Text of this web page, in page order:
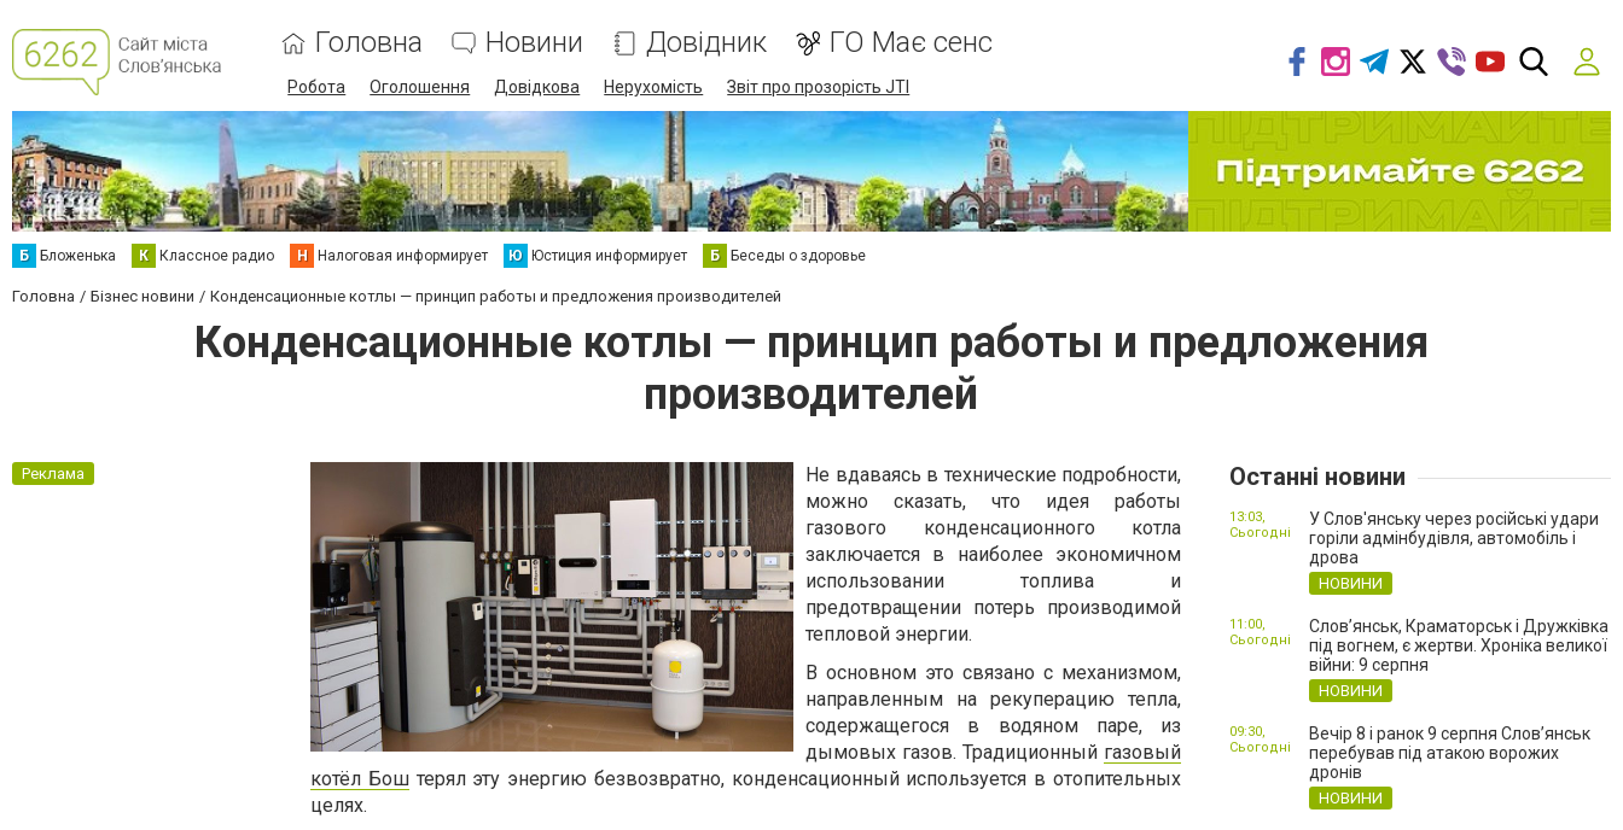
Головна Новини Довідник ГО Має сенс
Робота Оголошення Довідкова Нерухомість Звіт про прозорість JTI
Б Бложенька К Классное радио Н Налоговая информирует Ю Юстиция информирует Б Беседы о здоровье
Головна Бізнес новини Конденсационные котлы — принцип работы и предложения производителей
Конденсационные котлы — принцип работы и предложения
производителей
Реклама
Не вдаваясь в технические подробности,
можно сказать, что идея работы
газового конденсационного котла
заключается в наиболее экономичном
использовании топлива и
предотвращении потерь производимой
тепловой энергии.
В основном это связано с механизмом,
направленным на рекуперацию тепла,
содержащегося в водяном паре, из
дымовых газов. Традиционный газовый
котёл Бош терял эту энергию безвозвратно, конденсационный используется в отопительных
целях.
Останні новини
У Слов'янську через російські удари
горіли адмінбудівля, автомобіль і
дрова
НОВИНИ
13:03,
Сьогодні
Слов’янськ, Краматорськ і Дружківка
під вогнем, є жертви. Хроніка великої
війни: 9 серпня
НОВИНИ
11:00,
Сьогодні
Вечір 8 і ранок 9 серпня Слов’янськ
перебував під атакою ворожих
дронів
НОВИНИ
09:30,
Сьогодні